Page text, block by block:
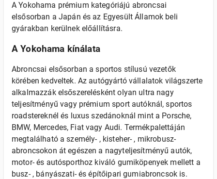
A Yokohama prémium kategóriájú abroncsai
elsősorban a Japán és az Egyesült Államok beli
gyárakban kerülnek előállításra.
A Yokohama kínálata
Abroncsai elsősorban a sportos stílusú vezetők
körében kedveltek. Az autógyártó vállalatok világszerte
alkalmazzák elsőszerelésként olyan ultra nagy
teljesítményű vagy prémium sport autóknál, sportos
roadstereknél és luxus szedánoknál mint a Porsche,
BMW, Mercedes, Fiat vagy Audi. Termékpalettáján
megtalálható a személy- , kisteher- , mikrobusz-
abroncsokon át egészen a nagyteljesítményű autók,
motor- és autósporthoz kiváló gumiköpenyek mellett a
busz- , bányászati- ​​és építőipari gumiabroncsok is.